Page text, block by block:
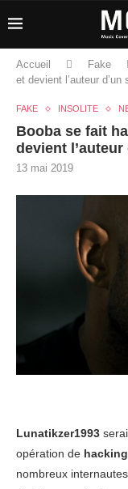
Accueil Fake
et devient l’auteur d’un
FAKE INSOLITE
Booba se fait
devient
13 mai 2019
Lunatikzer1993
opération de hacking
nombreux